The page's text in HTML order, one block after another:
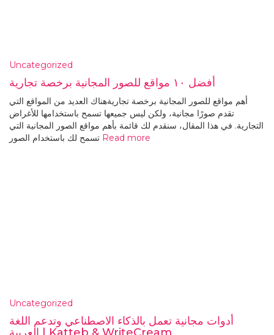
Uncategorized
أفضل ١٠ مواقع للصور المجانية برخصة تجارية
أهم مواقع للصور المجانية برخصة تجاريةهناك العديد من المواقع التي
تقدم صورًا مجانية، ولكن ليس جميعها تسمح باستخدامها للأغراض
التجارية. في هذا المقال، سنقدم لك قائمة بأهم مواقع الصور المجانية التي
تسمح لك باستخدام الصور Read more
Uncategorized
أدوات مجانية تعمل بالذكاء الاصطناعي وتدعم اللغة